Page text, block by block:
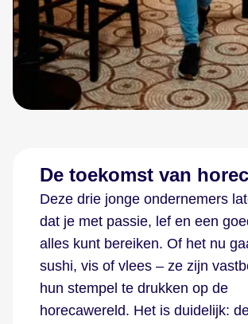
De toekomst van
Deze drie jonge ondernemers
dat je met passie, lef en een
alles kunt bereiken. Of het nu
sushi, vis of vlees – ze zijn
hun stempel te drukken op de
horecawereld. Het is duidelijk: